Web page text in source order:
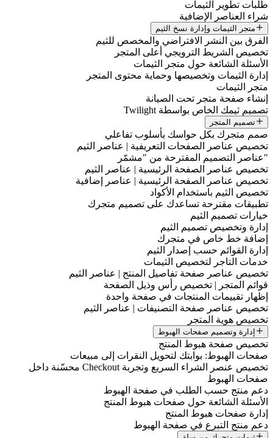
طلبات تطوير الثيمات
شراء العناصر الإضافية
متجر الثيمات وإدارة نسخ الثيم
الفرق بين النشر الافتراضي والمخصص للثيم
تخصيص الشريط الترويجي أعلى المتجر
الأسئلة الشائعة حول متجر الثيمات
إدارة الثيمات وتخصيصها وحماية محتوى المتجر
متجر الثيمات
إنشاء صفحة متجر تحت الصيانة
تصميم ثيمك الخاص بواسطة Twilight
تصميم المتجر
صمم متجرك بكل حواسك بأسلوب تفاعلي
تخصيص عناصر الصفحات التعريفية | عناصر الثيم
"عناصر التصميم المقترحة من "مشمّر
تخصيص عناصر الصفحة الرئيسية | عناصر الثيم
تخصيص عناصر الصفحة الرئيسية | عناصر إضافية
تخصيص الثيم باستخدام الأكواد
تطبيقات مقترحة تساعدك على تصميم متجرك
خيارات تصميم الثيم
إدارة وتخصيص تصميم الثيم
إضافة خط خاص في متجرك
إدارة القوائم حسب إصدار الثيم
خدمات التاجر لتخصيص الثيمات
تخصيص عناصر صفحة تفاصيل المنتج | عناصر الثيم
قوائم المتجر | تخصيص رأس وذيل الصفحة
إظهار تقييمات المنتجات في صفحة واحدة
تخصيص عناصر صفحة التصنيفات | عناصر الثيم
تخصيص هوية المتجر
إدارة وتصميم صفحات الهبوط
تخصيص صفحة هبوط المنتج
صفحات الهبوط: بوابتك لتحويل النقرات إلى مبيعات
تخصيص عنصر الشراء السريع وتجربة Checkout محسّنة داخل
صفحات الهبوط
دعم منتج حسب الطلب في صفحة الهبوط
الأسئلة الشائعة حول صفحات هبوط المنتج
إدارة صفحات هبوط المنتج
دعم منتج التبرع في صفحة الهبوط